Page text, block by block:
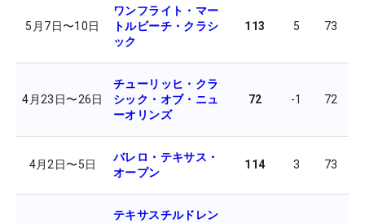
5月7日〜10日
ワンフライト・マー
トルビーチ・クラシ
ック
113 5 73
4月23日〜26日
チューリッヒ・クラ
シック・オブ・ニュ
ーオリンズ
72 -1 72
4月2日〜5日
バレロ・テキサス・
オープン
114 3 73
テキサスチルドレン